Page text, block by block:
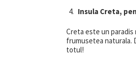
Insula Creta,
Creta este un paradis
frumusetea naturala.
totul!